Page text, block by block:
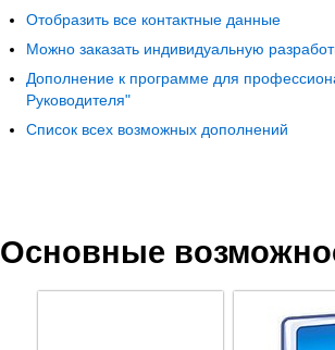
Отобразить все контактные данные
Можно заказать индивидуальную
Дополнение к программе для
Руководителя"
Список всех возможных дополнений
Основные